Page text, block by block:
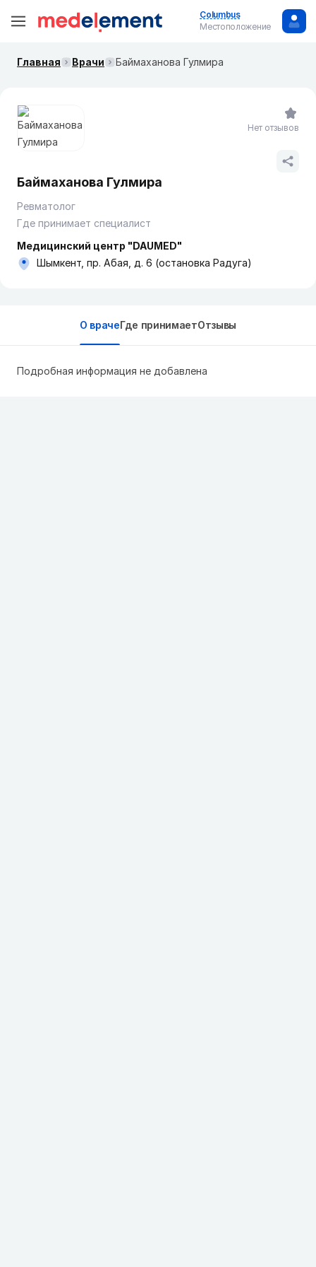
Columbus
Местоположение
Главная Врачи Баймаханова Гулмира
Баймаханова Гулмира
Ревматолог
Где принимает специалист
Медицинский центр "DAUMED"
Шымкент, пр. Абая, д. 6 (остановка Радуга)
Нет отзывов
О врачеГде принимаетОтзывы
Подробная информация не добавлена